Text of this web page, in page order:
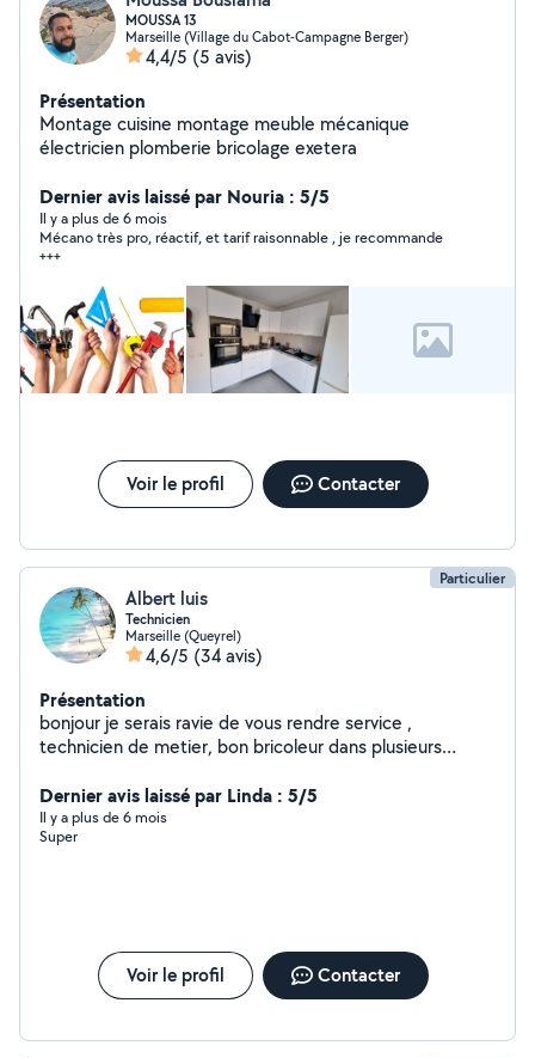
MOUSSA 13
Marseille (Village du Cabot-Campagne Berger)
4,4/5 (5 avis)
Présentation
Montage cuisine montage meuble mécanique
électricien plomberie bricolage exetera
Dernier avis laissé par Nouria : 5/5
Il y a plus de 6 mois
Mécano très pro, réactif, et tarif raisonnable , je recommande
+++
Voir le profil Contacter
Particulier
Albert luis
Technicien
Marseille (Queyrel)
4,6/5 (34 avis)
Présentation
bonjour je serais ravie de vous rendre service ,
technicien de metier, bon bricoleur dans plusieurs
merci.
Dernier avis laissé par Linda : 5/5
Il y a plus de 6 mois
Super
Voir le profil Contacter